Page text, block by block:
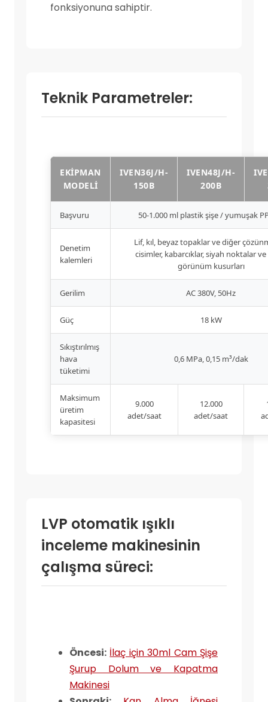
fonksiyonuna sahiptir.
Teknik Parametreler:
EKIPMAN
MODELI
IVEN36J/H-
150B
IVEN48J/H-
200B
Başvuru 50-1.000 ml plastik şişe / yumuşak
Denetim
kalemleri
Lif, kıl, beyaz topaklar ve diğer
cisimler, kabarcıklar, siyah noktalar
görünüm kusurları
Gerilim AC 380V, 50Hz
Güç 18 kW
Sıkıştırılmış
hava
tüketimi
0,6 MPa, 0,15 m³/dak
Maksimum
üretim
kapasitesi
9.000
adet/saat
12.000
adet/saat
LVP otomatik ışıklı
inceleme makinesinin
çalışma süreci:
Öncesi: İlaç için 30ml Cam Şişe
Şurup Dolum ve Kapatma
Makinesi